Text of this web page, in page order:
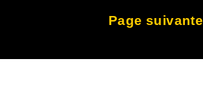
Page suivante